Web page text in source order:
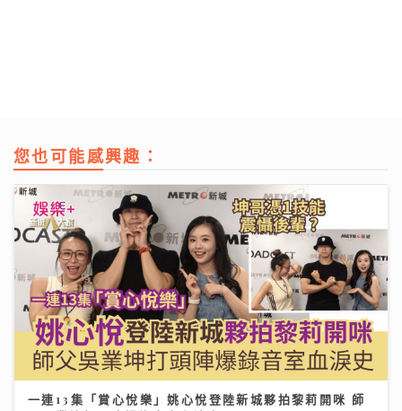
您也可能感興趣：
一連13集「賞心悅樂」姚心悅登陸新城夥拍黎莉開咪 師